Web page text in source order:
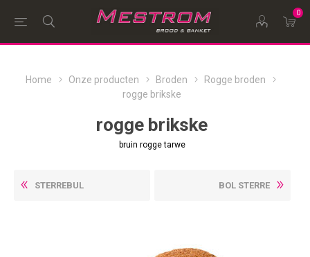
0
Home Onze producten Broden
Rogge broden
rogge brikske
rogge brikske
bruin rogge tarwe
STERREBUL BOL STERRE